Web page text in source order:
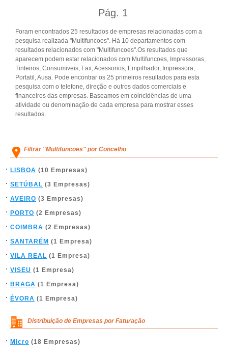
Pág. 1
Foram encontrados 25 resultados de empresas relacionadas com a
pesquisa realizada "Multifuncoes". Há 10 departamentos com
resultados relacionados com "Multifuncoes".Os resultados que
aparecem podem estar relacionados com Multifuncoes, Impressoras,
Tinteiros, Consumiveis, Fax, Acessorios, Empilhador, Impressora,
Portatil, Ausa. Pode encontrar os 25 primeiros resultados para esta
pesquisa com o telefone, direção e outros dados comerciais e
financeiros das empresas. Baseamos em coincidências de uma
atividade ou denominação de cada empresa para mostrar esses
resultados.
Filtrar "Multifuncoes" por Concelho
LISBOA (10 Empresas)
SETÚBAL (3 Empresas)
AVEIRO (3 Empresas)
PORTO (2 Empresas)
COIMBRA (2 Empresas)
SANTARÉM (1 Empresa)
VILA REAL (1 Empresa)
VISEU (1 Empresa)
BRAGA (1 Empresa)
ÉVORA (1 Empresa)
Distribuição de Empresas por Faturação
Micro (18 Empresas)